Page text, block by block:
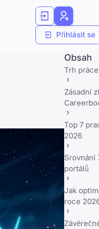
Přihlásit se
Obsah
Trh
Zásadní
Top 7
2026
Srovnání
portálů
Jak
roce